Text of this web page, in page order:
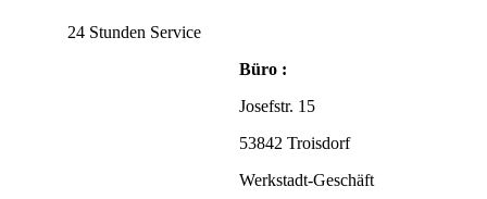
24 Stunden Service
Büro :
Josefstr. 15
53842 Troisdorf
Werkstadt-Geschäft